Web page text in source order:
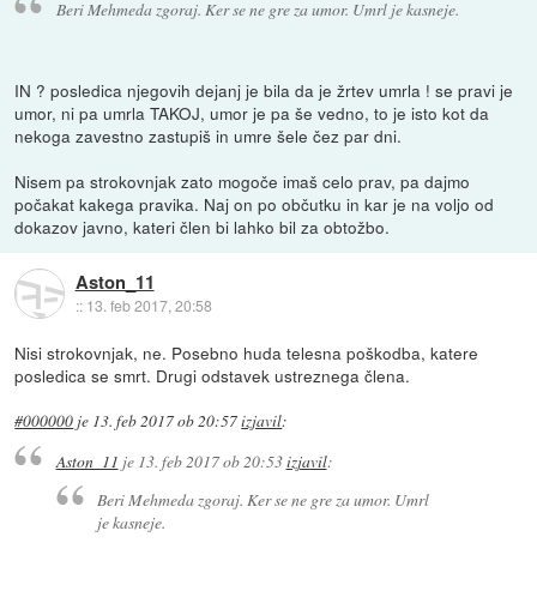
Beri Mehmeda zgoraj. Ker se ne gre za umor. Umrl je kasneje.
IN ? posledica njegovih dejanj je bila da je žrtev umrla ! se pravi je
umor, ni pa umrla TAKOJ, umor je pa še vedno, to je isto kot da
nekoga zavestno zastupiš in umre šele čez par dni.
Nisem pa strokovnjak zato mogoče imaš celo prav, pa dajmo
počakat kakega pravika. Naj on po občutku in kar je na voljo od
dokazov javno, kateri člen bi lahko bil za obtožbo.
Aston_11
:: 13. feb 2017, 20:58
Nisi strokovnjak, ne. Posebno huda telesna poškodba, katere
posledica se smrt. Drugi odstavek ustreznega člena.
#000000 je 13. feb 2017 ob 20:57izjavil:
Aston_11 je 13. feb 2017 ob 20:53izjavil:
Beri Mehmeda zgoraj. Ker se ne gre za umor. Umrl
je kasneje.